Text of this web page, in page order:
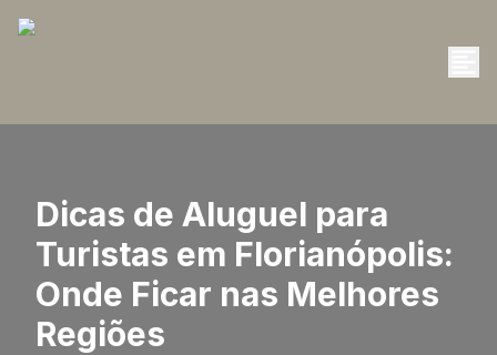
Dicas de Aluguel para
Turistas em Florianópolis:
Onde Ficar nas Melhores
Regiões